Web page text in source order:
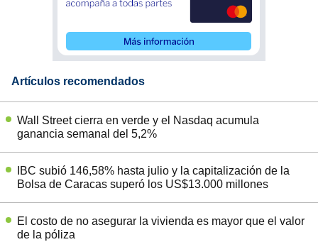
Artículos recomendados
Wall Street cierra en verde y el Nasdaq acumula
ganancia semanal del 5,2%
IBC subió 146,58% hasta julio y la capitalización de la
Bolsa de Caracas superó los US$13.000 millones
El costo de no asegurar la vivienda es mayor que el valor
de la póliza